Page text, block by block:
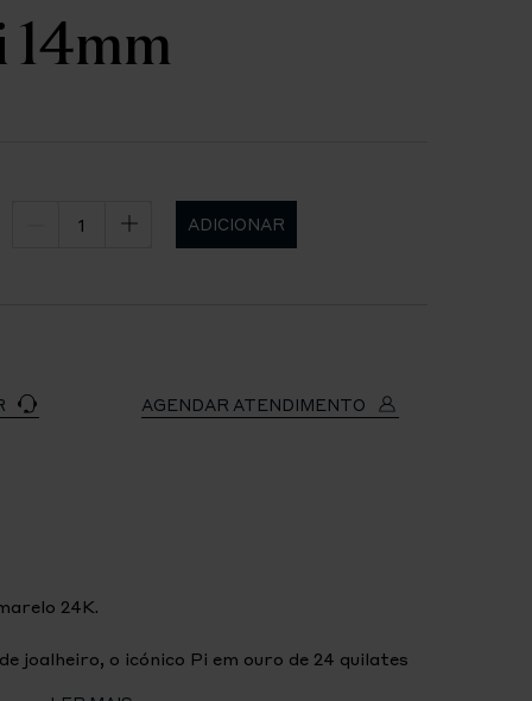
14mm
ADICIONAR
AGENDAR ATENDIMENTO
24K.
joalheiro, o icónico Pi em ouro de 24 quilates